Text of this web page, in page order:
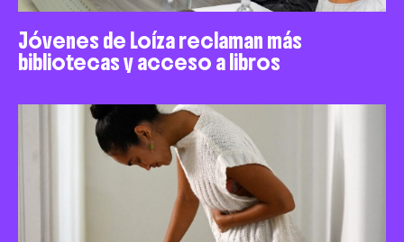
Jóvenes de Loíza reclaman más
bibliotecas y acceso a libros